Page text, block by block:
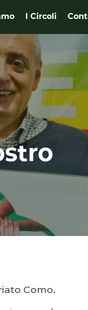
I Circoli
Como.